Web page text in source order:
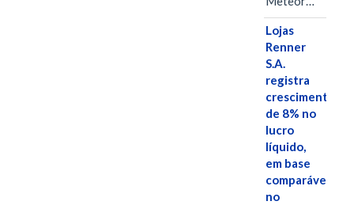
Lojas
Renner
S.A.
registra
crescimento
de 8% no
lucro
líquido,
em base
comparável,
no